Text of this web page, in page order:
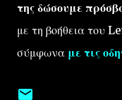
της δώσουμε
με τη βοήθεια του
σύμφωνα με τις